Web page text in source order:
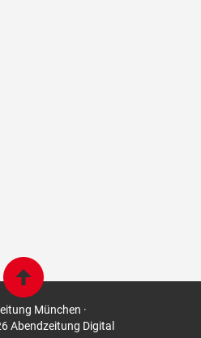
München ·
Abendzeitung Digital